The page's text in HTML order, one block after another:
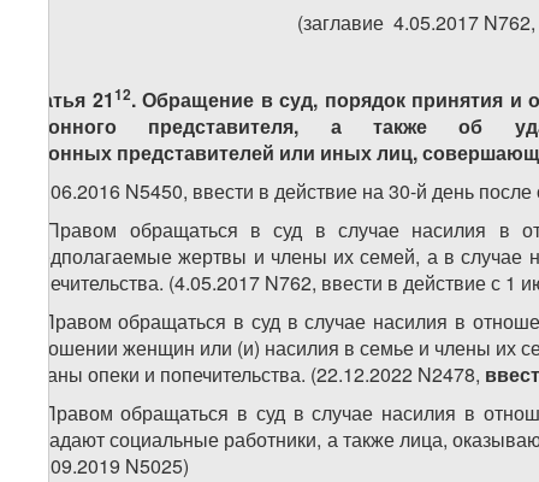
(заглавие 4.05.2017 N762,
Статья 2112. Обращение в суд, порядок принятия и
законного представителя, а также об
законных представителей или иныхлиц,
(22.06.2016 N5450, ввести в действие на 30-й день
1. Правом обращаться в суд в случае насилия в
предполагаемые жертвы и члены их семей, а в
попечительства. (4.05.2017 N762, ввести в действие с 1
Правом обращаться в суд в случае насилия в
отношении женщин или (и) насилия в семье и члены их
органы опеки и попечительства. (22.12.2022 N2478,
2. Правом обращаться в суд в случае насилия в
обладают социальные работники, а также лица,
(20.09.2019 N5025)